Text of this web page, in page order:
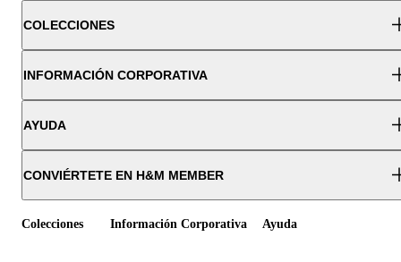
COLECCIONES
INFORMACIÓN CORPORATIVA
AYUDA
CONVIÉRTETE EN H&M MEMBER
Colecciones Información Corporativa Ayuda